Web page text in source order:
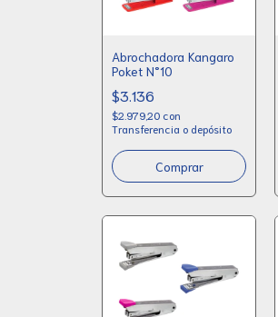
Abrochadora Kangaro
Poket N°10
$3.136
$2.979,20 con
Transferencia o depósito